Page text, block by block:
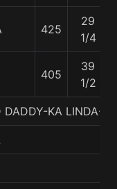
425
29
1/4
405
39
1/2
DADDY-KA LINDA-